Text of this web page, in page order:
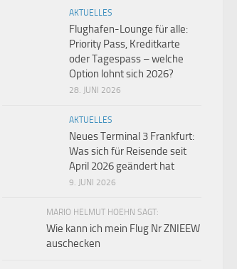
AKTUELLES
Flughafen-Lounge für alle:
Priority Pass, Kreditkarte
oder Tagespass – welche
Option lohnt sich 2026?
28. JUNI 2026
AKTUELLES
Neues Terminal 3 Frankfurt:
Was sich für Reisende seit
April 2026 geändert hat
9. JUNI 2026
MARIO HELMUT HOEHN SAGT:
Wie kann ich mein Flug Nr ZNIEEW
auschecken